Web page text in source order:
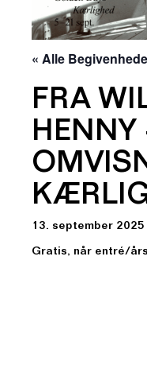
« Alle
FRA
HENNY
13. september
Gratis, når entré/